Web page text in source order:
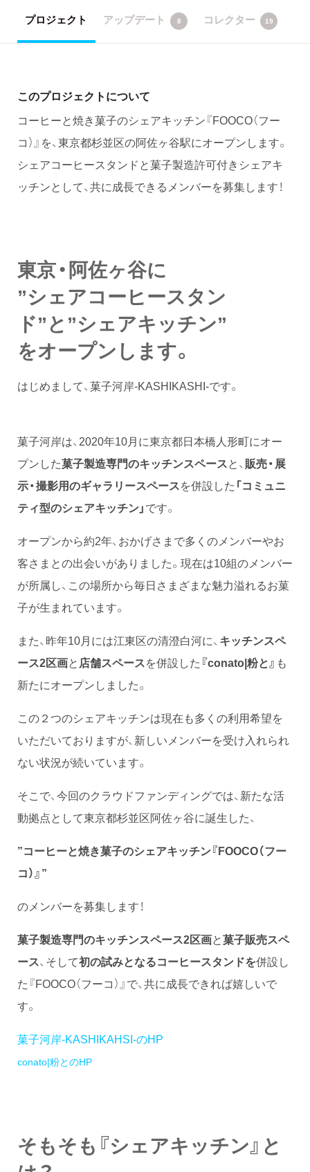
プロジェクト アップデート 8 コレクター 19
このプロジェクトについて
コーヒーと焼き菓子のシェアキッチン『FOOCO（フー
コ）』を、東京都杉並区の阿佐ヶ谷駅にオープンします。
シェアコーヒースタンドと菓子製造許可付きシェアキ
ッチンとして、共に成長できるメンバーを募集します！
東京・阿佐ヶ谷に
”シェアコーヒースタン
ド”と”シェアキッチン”
をオープンします。
はじめまして、菓子河岸-KASHIKASHI-です。
菓子河岸は、2020年10月に東京都日本橋人形町にオー
プンした菓子製造専門のキッチンスペースと、 販売・展
示・撮影用のギャラリースペースを併設した 「コミュニ
ティ型のシェアキッチン」です。
オープンから約2年、おかげさまで多くのメンバーやお
客さまとの出会いがありました。現在は10組のメンバー
が所属し、この場所から毎日さまざまな魅力溢れるお菓
子が生まれています。
また、昨年10月には江東区の清澄白河に、 キッチンスペ
ース2区画と店舗スペースを併設した 『conato|粉と』 も
新たにオープンしました。
この２つのシェアキッチンは現在も多くの利用希望を
いただいておりますが、新しいメンバーを受け入れられ
ない状況が続いています。
そこで、今回のクラウドファンディングでは、新たな活
動拠点として東京都杉並区阿佐ヶ谷に誕生した、
”コーヒーと焼き菓子のシェアキッチン『FOOCO（フー
コ）』”
のメンバーを募集します！
菓子製造専門のキッチンスペース2区画と菓子販売スペ
ース、そして初の試みとなるコーヒースタンドを併設し
た『FOOCO（フーコ）』で、共に成長できれば嬉しいで
す。
菓子河岸-KASHIKAHSI-のHP
conato|粉とのHP
そもそも『シェアキッチン』と